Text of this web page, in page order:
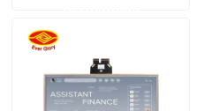
Quote request suatu
Sentuh Panel Layar